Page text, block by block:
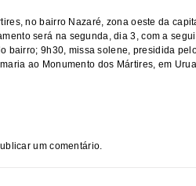
no bairro Nazaré, zona oeste da
será na segunda, dia 3, com a
bairro; 9h30, missa solene, presidida
ao Monumento dos Mártires, em
um comentário.